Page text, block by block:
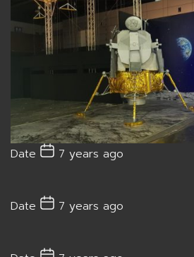
Date 7 years ago
Date 7 years ago